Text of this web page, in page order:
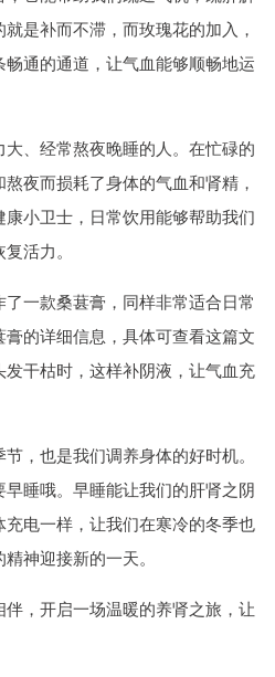
是补而不滞，而玫瑰花的加入，
通的通道，让气血能够顺畅地运
、经常熬夜晚睡的人。在忙碌的
夜而损耗了身体的气血和肾精，
小卫士，日常饮用能够帮助我们
活力。
一款桑葚膏，同样非常适合日常
的详细信息，具体可查看这篇文
干枯时，这样补阴液，让气血充
，也是我们调养身体的好时机。
睡哦。早睡能让我们的肝肾之阴
电一样，让我们在寒冷的冬季也
神迎接新的一天。
，开启一场温暖的养肾之旅，让